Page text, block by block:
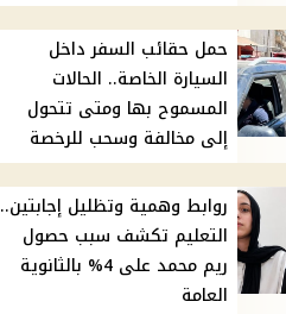
حمل حقائب السفر داخل
السيارة الخاصة.. الحالات
المسموح بها ومتى تتحول
إلى مخالفة وسحب للرخصة
روابط وهمية وتظليل إجابتين..
التعليم تكشف سبب حصول
ريم محمد على 4% بالثانوية
العامة